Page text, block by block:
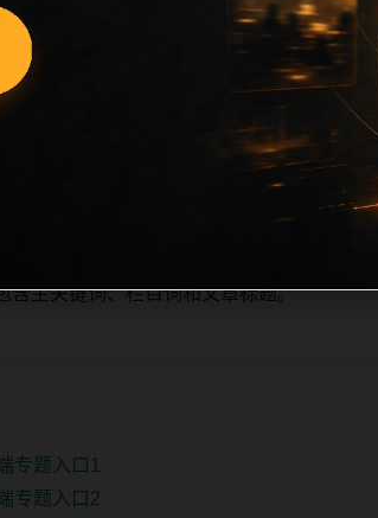
深度、稳定内链结构，并为后续专题聚合
动修正。
主题相关、图片本地化的方式持续补充。
含主关键词、栏目词和文章标题。
专题入口1
专题入口2